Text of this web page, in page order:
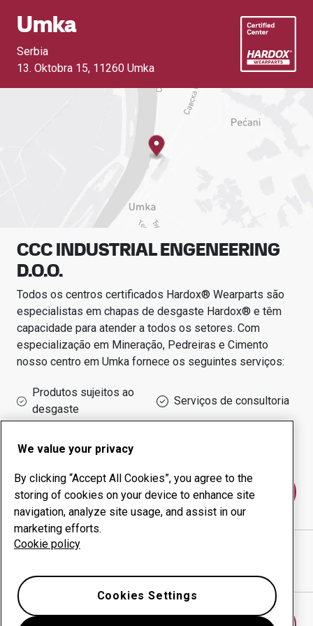
Umka
Serbia
13. Oktobra 15, 11260 Umka
CCC INDUSTRIAL ENGENEERING
D.O.O.
Todos os centros certificados Hardox® Wearparts são
especialistas em chapas de desgaste Hardox® e têm
capacidade para atender a todos os setores. Com
especialização em Mineração, Pedreiras e Cimento
nosso centro em Umka fornece os seguintes serviços:
Produtos sujeitos ao
desgaste
Serviços de consultoria
de funcionamento
Fale conosco
CCC INDUSTRIAL ENGENEERING D.O.O.
We value your privacy
By clicking “Accept All Cookies”, you agree to the
storing of cookies on your device to enhance site
navigation, analyze site usage, and assist in our
marketing efforts.
Cookie policy
Cookies Settings